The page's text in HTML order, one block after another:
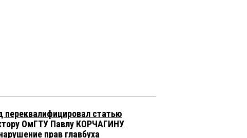
переквалифицировал статью
ОмГТУ Павлу КОРЧАГИНУ
прав главбуха